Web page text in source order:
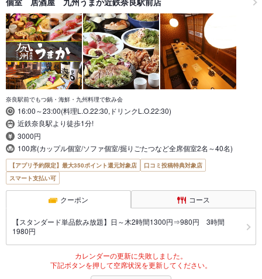
奈良駅前でもつ鍋・海鮮・九州料理で飲み会
16:00～23:00(料理L.O.22:30,ドリンクL.O.22:30)
近鉄奈良駅より徒歩1分!
3000円
100席(カップル個室/ソファ個室/掘りごたつなど全席個室2名～40名)
【アプリ予約限定】最大350ポイント還元対象店
口コミ投稿特典対象店
スマート支払い可
クーポン コース
【スタンダード単品飲み放題】日～木2時間1300円⇒980円 3時間
1980円
カレンダーの更新に失敗しました。
下記ボタンを押して空席状況を更新してください。